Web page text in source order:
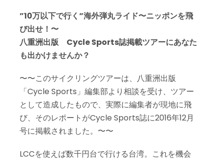
”10万以下で行く”海外弾丸ライド〜ニッポンを飛
び出せ！〜
八重洲出版 Cycle Sports誌掲載ツアーにあなた
も出かけませんか？
〜〜このサイクリングツアーは、八重洲出版
「Cycle Sports」編集部より相談を受け、ツアー
として造成したもので、実際に編集者が現地に飛
び、そのレポートがCycle Sports誌に2016年12月
号に掲載されました。〜〜
LCCを使えば数千円台で行ける台湾。これを機会